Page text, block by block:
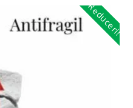
Reduceri!